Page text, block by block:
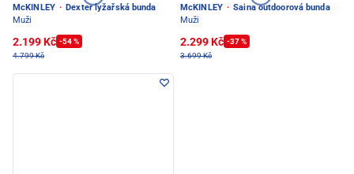
McKINLEY · Dexter lyžařská bunda
Muži
2.199 Kč -54 %
4.799 Kč
McKINLEY · Saina outdoorová bunda
Muži
2.299 Kč -37 %
3.699 Kč